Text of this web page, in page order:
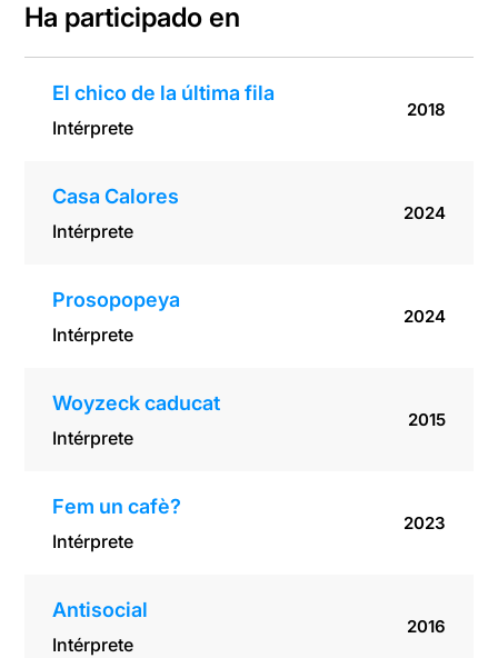
Ha participado en
El chico de la última fila
Intérprete
2018
Casa Calores
Intérprete
2024
Prosopopeya
Intérprete
2024
Woyzeck caducat
Intérprete
2015
Fem un cafè?
Intérprete
2023
Antisocial
Intérprete
2016